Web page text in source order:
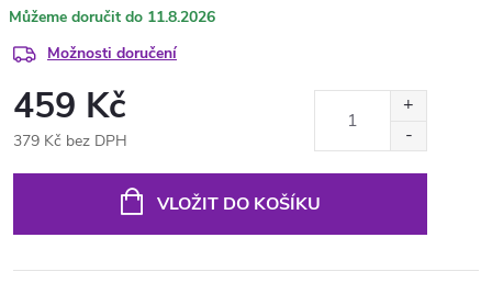
11.8.2026
Možnosti doručení
459 Kč
379 Kč bez DPH
VLOŽIT DO KOŠÍKU